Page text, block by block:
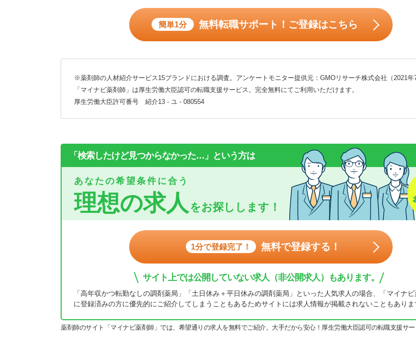
簡単1分 無料転職サポート！ご登録はこちら
※薬剤師の人材紹介サービス15ブランドにおける調査。アンケートモニター提供元：GMOリサーチ株式会社（2021年7
「マイナビ薬剤師」は厚生労働大臣認可の転職支援サービス。完全無料にてご利用いただけます。
厚生労働大臣許可番号 紹介13 - ユ - 080554
「検索したけど見つからなかった…」という方は
あなたの希望条件に合う
理想の求人をお探しします！
1分で登録完了！ 無料で登録する！
サイト上では公開していない求人（非公開求人）もあります。
「高年収かつ転勤なしの調剤薬局」「土日休み＋平日休みの調剤薬局」といった人気求人の場合、「マイナビ
に登録済みの方に優先的にご紹介してしまうこともあるためサイトには求人情報が掲載されないこともありま
薬剤師のサイト「マイナビ薬剤師」では、希望通りの求人を無料でご紹介。大手だから安心！厚生労働大臣認可の転職支援サー